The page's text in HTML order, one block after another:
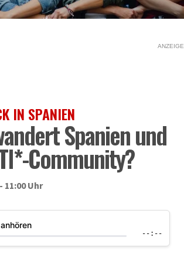
ANZEIGE
IN SPANIEN
Spanien und
Community?
11:00 Uhr
--:--